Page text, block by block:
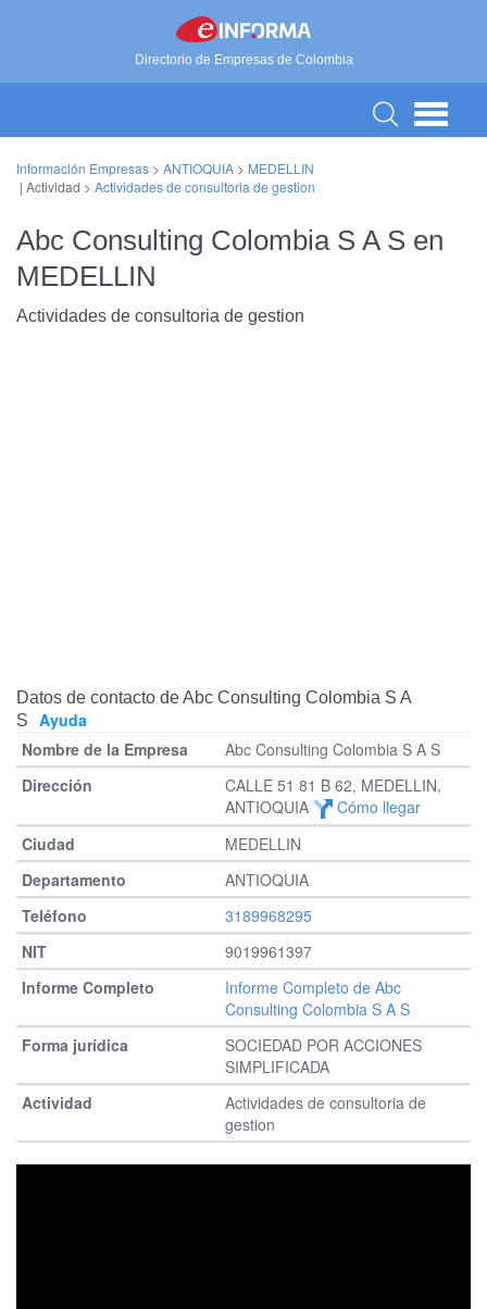
Directorio de Empresas de Colombia
Información Empresas > ANTIOQUIA > MEDELLIN
| Actividad > Actividades de consultoria de gestion
Abc Consulting Colombia S A S en
MEDELLIN
Actividades de consultoria de gestion
Datos de contacto de Abc Consulting Colombia S A
S
Ayuda
Abc Consulting Colombia S A S
CALLE 51 81 B 62, MEDELLIN,
ANTIOQUIA
Cómo llegar
MEDELLIN
ANTIOQUIA
3189968295
9019961397
Informe Completo de Abc
Consulting Colombia S A S
SOCIEDAD POR ACCIONES
SIMPLIFICADA
Actividades de consultoria de
gestion